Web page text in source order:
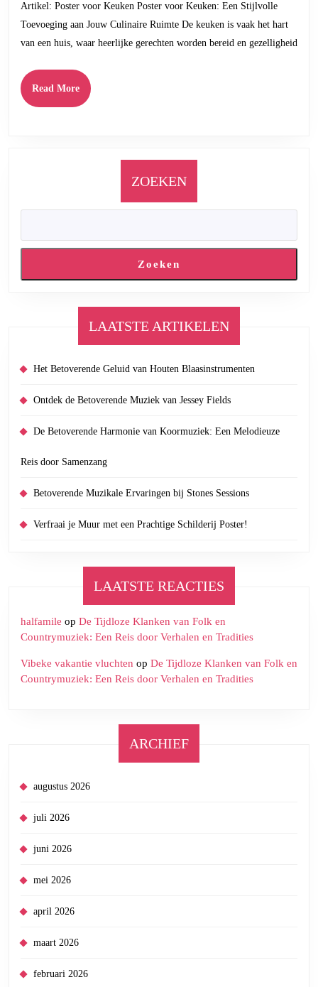
Keuken:
Creëer
in
Jouw
Artikel: Poster voor Keuken Poster voor Keuken: Een Stijlvolle
Toevoeging aan Jouw Culinaire Ruimte De keuken is vaak het hart
van een huis, waar heerlijke gerechten worden bereid en gezelligheid
Read MoreRead
More
ZOEKEN
Zoeken
LAATSTE ARTIKELEN
Het Betoverende Geluid van Houten Blaasinstrumenten
Ontdek de Betoverende Muziek van Jessey Fields
De Betoverende Harmonie van Koormuziek: Een Melodieuze
Reis door Samenzang
Betoverende Muzikale Ervaringen bij Stones Sessions
Verfraai je Muur met een Prachtige Schilderij Poster!
LAATSTE REACTIES
halfamile op De Tijdloze Klanken van Folk en
Countrymuziek: Een Reis door Verhalen en Tradities
Vibeke vakantie vluchten op De Tijdloze Klanken van Folk en
Countrymuziek: Een Reis door Verhalen en Tradities
ARCHIEF
augustus 2026
juli 2026
juni 2026
mei 2026
april 2026
maart 2026
februari 2026